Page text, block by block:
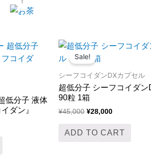
T
低分子 液体
ダン』
This
product
variants.
The
Sale!
シーフコイダンDXカプセル
超低分子 シーフコイダ
90粒 1箱
¥45,000
Original
price
was:
¥45,000.
¥28,000
Current
¥28,000.
ADD TO CART